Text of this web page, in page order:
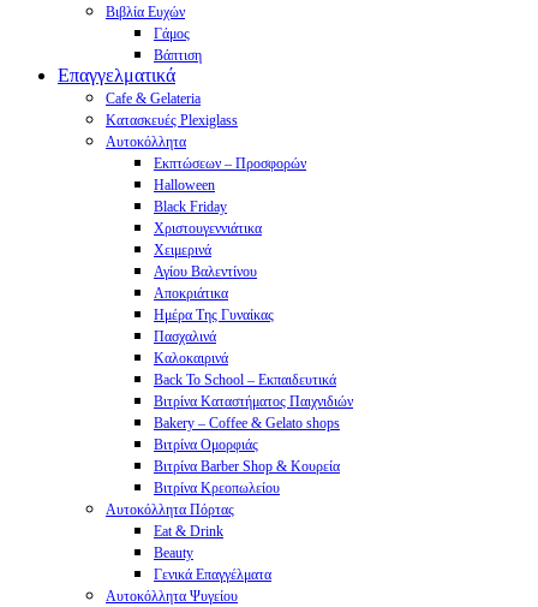
Βιβλία Ευχών
Γάμος
Βάπτιση
Επαγγελματικά
Cafe & Gelateria
Κατασκευές Plexiglass
Αυτοκόλλητα
Εκπτώσεων – Προσφορών
Halloween
Black Friday
Χριστουγεννιάτικα
Χειμερινά
Αγίου Βαλεντίνου
Αποκριάτικα
Ημέρα Της Γυναίκας
Πασχαλινά
Καλοκαιρινά
Back To School – Εκπαιδευτικά
Βιτρίνα Καταστήματος Παιχνιδιών
Bakery – Coffee & Gelato shops
Βιτρίνα Ομορφιάς
Βιτρίνα Barber Shop & Κουρεία
Βιτρίνα Κρεοπωλείου
Αυτοκόλλητα Πόρτας
Eat & Drink
Beauty
Γενικά Επαγγέλματα
Αυτοκόλλητα Ψυγείου